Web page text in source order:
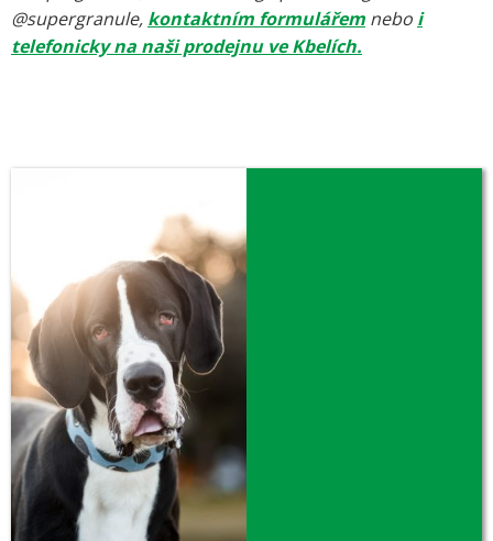
@supergranule, kontaktním formulářem nebo i
telefonicky na naši prodejnu ve Kbelích.